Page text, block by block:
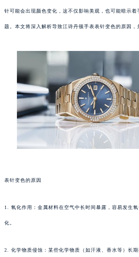
针可能会出现颜色变化，这不仅影响美观，也可能暗示着
题。本文将深入解析导致江诗丹顿手表表针变色的原因，
表针变色的原因
1. 氧化作用：金属材料在空气中长时间暴露，容易发生
化。
2. 化学物质侵蚀：某些化学物质（如汗液、香水等）长